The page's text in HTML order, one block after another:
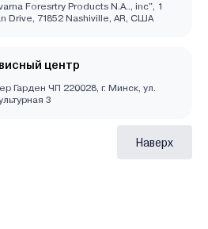
Foresrtry Products N.A.., inc", 1
Drive, 71852 Nashiville, AR, США
центр
Гарден ЧП 220028, г. Минск, ул.
3
Наверх